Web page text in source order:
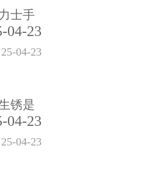
士手
04-23
25-04-23
锈是
04-23
25-04-23